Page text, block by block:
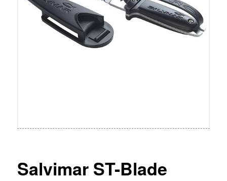
Salvimar ST-Blade